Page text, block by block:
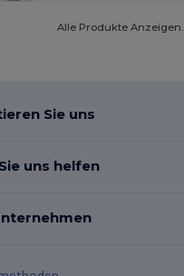
Alle Produkte Anzeigen.
Sie uns
uns helfen